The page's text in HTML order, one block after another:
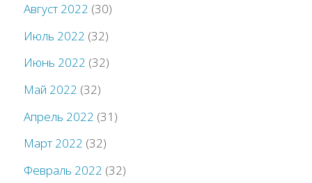
Август 2022 (30)
Июль 2022 (32)
Июнь 2022 (32)
Май 2022 (32)
Апрель 2022 (31)
Март 2022 (32)
Февраль 2022 (32)